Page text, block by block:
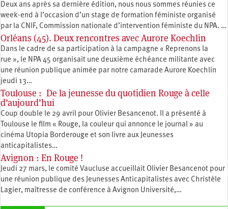
Deux ans après sa dernière édition, nous nous sommes réunies ce
week-end à l’occasion d’un stage de formation féministe organisé
par la CNIF, Commission nationale d’intervention féministe du NPA. …
Orléans (45). Deux rencontres avec Aurore Koechlin
Dans le cadre de sa participation à la campagne « Reprenons la
rue », le NPA 45 organisait une deuxième échéance militante avec
une réunion publique animée par notre camarade Aurore Koechlin
jeudi 13…
Toulouse : De la jeunesse du quotidien Rouge à celle
d’aujourd’hui
Coup double le 29 avril pour Olivier Besancenot. Il a présenté à
Toulouse le film « Rouge, la couleur qui annonce le journal » au
cinéma Utopia Borderouge et son livre aux Jeunesses
anticapitalistes…
Avignon : En Rouge !
Jeudi 27 mars, le comité Vaucluse accueillait Olivier Besancenot pour
une réunion publique des Jeunesses Anticapitalistes avec Christèle
Lagier, maîtresse de conférence à Avignon Université,…